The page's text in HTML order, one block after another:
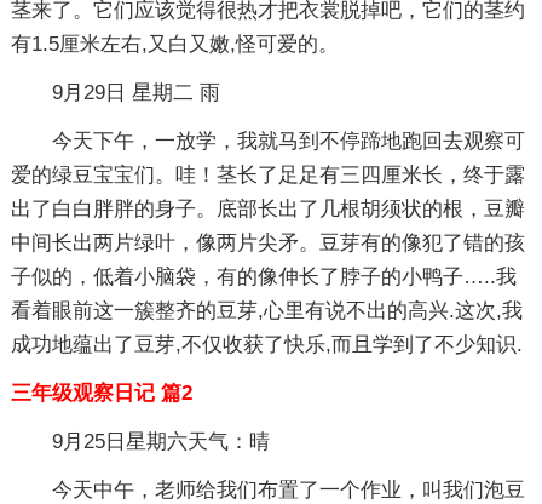
茎来了。它们应该觉得很热才把衣裳脱掉吧，它们的茎约
有1.5厘米左右,又白又嫩,怪可爱的。
9月29日 星期二 雨
今天下午，一放学，我就马到不停蹄地跑回去观察可
爱的绿豆宝宝们。哇！茎长了足足有三四厘米长，终于露
出了白白胖胖的身子。底部长出了几根胡须状的根，豆瓣
中间长出两片绿叶，像两片尖矛。豆芽有的像犯了错的孩
子似的，低着小脑袋，有的像伸长了脖子的小鸭子…..我
看着眼前这一簇整齐的豆芽,心里有说不出的高兴.这次,我
成功地蕴出了豆芽,不仅收获了快乐,而且学到了不少知识.
三年级观察日记 篇2
9月25日星期六天气：晴
今天中午，老师给我们布置了一个作业，叫我们泡豆